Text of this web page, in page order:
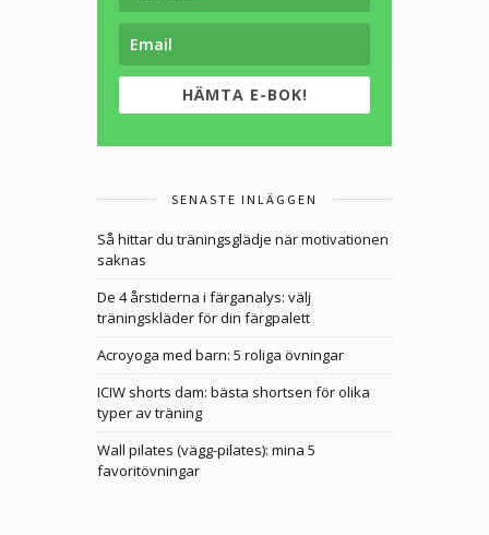
HÄMTA E-BOK!
SENASTE INLÄGGEN
Så hittar du träningsglädje när motivationen
saknas
De 4 årstiderna i färganalys: välj
träningskläder för din färgpalett
Acroyoga med barn: 5 roliga övningar
ICIW shorts dam: bästa shortsen för olika
typer av träning
Wall pilates (vägg-pilates): mina 5
favoritövningar